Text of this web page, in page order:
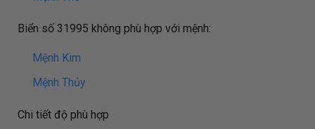
Biển số 31995 không phù hợp với mệnh:
Mệnh Kim
Mệnh Thủy
Chi tiết độ phù hợp